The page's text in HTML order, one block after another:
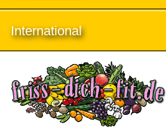
International